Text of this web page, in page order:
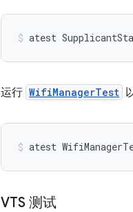
运行 WifiManagerTest
VTS 测试